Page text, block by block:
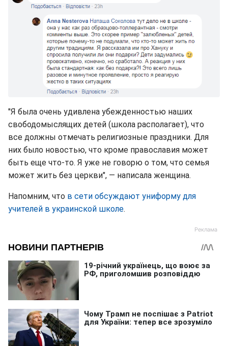
"Я была очень удивлена убежденностью наших
свободомыслящих детей (школа располагает), что
все должны отмечать религиозные праздники. Для
них было новостью, что кроме православия может
быть еще что-то. Я уже не говорю о том, что семья
может жить без церкви", — написала женщина.
Напомним, что в сети обсуждают униформу для
учителей в украинской школе.